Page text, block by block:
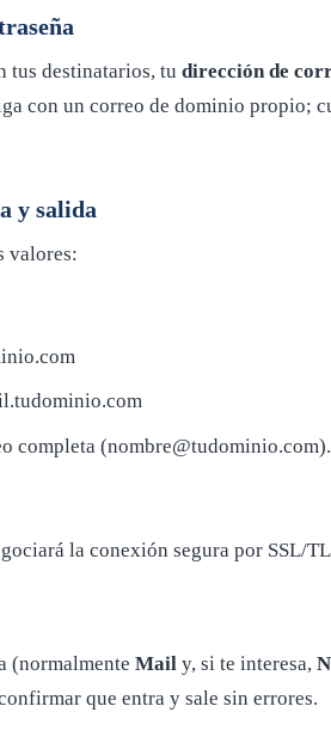
tus destinatarios, tu dirección de
con un correo de dominio propio;
y salida
valores:
completa (nombre@tudominio.com).
la conexión segura por SSL/
(normalmente Mail y, si te interesa,
que entra y sale sin errores.